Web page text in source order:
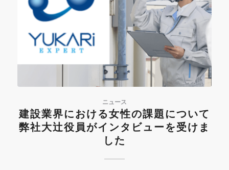
ニュース
建設業界における女性の課題について
弊社大辻役員がインタビューを受けま
した